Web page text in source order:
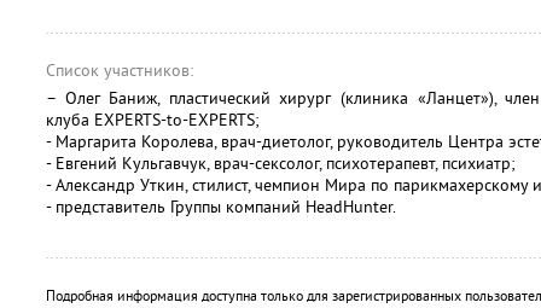
Список участников:
– Олег Баниж, пластический хирург (клиника «Ланцет»),
клуба EXPERTS-to-EXPERTS;
- Маргарита Королева, врач-диетолог, руководитель Центра
- Евгений Кульгавчук, врач-сексолог, психотерапевт, психиатр;
- Александр Уткин, стилист, чемпион Мира по парикмахерскому
- представитель Группы компаний HeadHunter.
Подробная информация доступна только для зарегистрированных